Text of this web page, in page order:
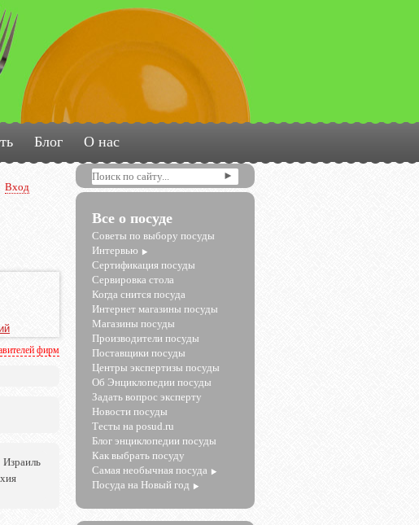
Блог О нас
Вход
фирм
Израиль
Все о посуде
Советы по выбору посуды
Интервью
Сертификация посуды
Сервировка стола
Когда снится посуда
Интернет магазины посуды
Магазины посуды
Производители посуды
Поставщики посуды
Центры экспертизы посуды
Об Энциклопедии посуды
Задать вопрос эксперту
Новости посуды
Тесты на posud.ru
Блог энциклопедии посуды
Как выбрать посуду
Самая необычная посуда
Посуда на Новый год